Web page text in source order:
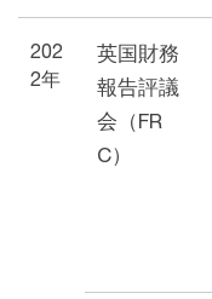
202
2年
英国財務
報告評議
会（FR
C）